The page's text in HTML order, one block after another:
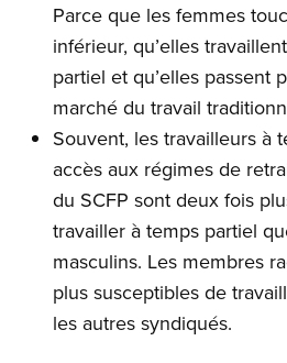
Parce que les femmes
inférieur, qu’elles
partiel et qu’elles passent
marché du travail
Souvent, les travailleurs à
accès aux régimes de
du SCFP sont deux fois
travailler à temps partiel
masculins. Les membres
plus susceptibles de
les autres syndiqués.